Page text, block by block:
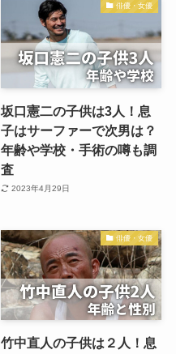
俳優・女優
坂口憲二の子供は3人！息
子はサーファーで次男は？
年齢や学校・手術の噂も調
査
2023年4月29日
俳優・女優
竹中直人の子供は２人！息